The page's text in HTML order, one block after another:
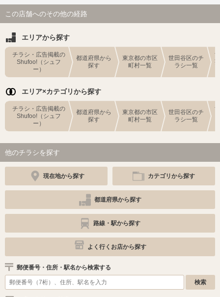
この店舗へのその他の経路
エリアから探す
チラシ・広告掲載の
Shufoo!（シュフ
ー）
都道府県から
探す
東京都の市区
町村一覧
世田谷区のチ
ラシ一覧
エリア×カテゴリから探す
チラシ・広告掲載の
Shufoo!（シュフ
ー）
都道府県から
探す
東京都の市区
町村一覧
世田谷区のチ
ラシ一覧
他のチラシを探す
現在地から探す カテゴリから探す
都道府県から探す
路線・駅から探す
よく行くお店から探す
郵便番号・住所・駅名から検索する